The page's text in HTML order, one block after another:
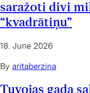
saražoti divi
“kvadrātiņu”
18. June 2026
By aritaberzina
Tuvojas gada